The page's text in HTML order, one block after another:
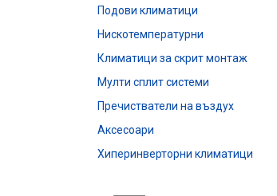
Подови климатици
Нискотемпературни
Климатици за скрит монтаж
Мулти сплит системи
Пречистватели на въздух
Аксесоари
Хиперинверторни климатици